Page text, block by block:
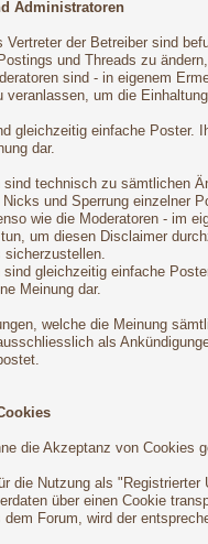
Administratoren
Vertreter der Betreiber sind
und Threads zu
sind - in eigenem
veranlassen, um die
gleichzeitig einfache Poster.
dar.
sind technisch zu sämtlichen
Nicks und Sperrung einzelner
wie die Moderatoren - im
um diesen Disclaimer
sind gleichzeitig einfache
Meinung dar.
welche die Meinung
als
die Akzeptanz von Cookies
die Nutzung als "Registrierter
über einen Cookie
Forum, wird der